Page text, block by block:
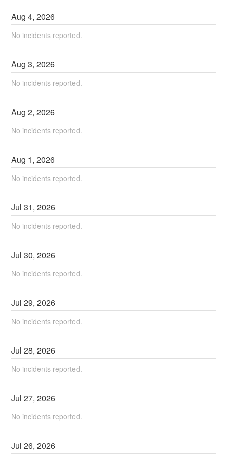
Aug4,2026
No incidents reported.
Aug3,2026
No incidents reported.
Aug2,2026
No incidents reported.
Aug 1,2026
No incidents reported.
Jul31,2026
No incidents reported.
Jul30,2026
No incidents reported.
Jul29,2026
No incidents reported.
Jul28,2026
No incidents reported.
Jul27,2026
No incidents reported.
Jul26,2026